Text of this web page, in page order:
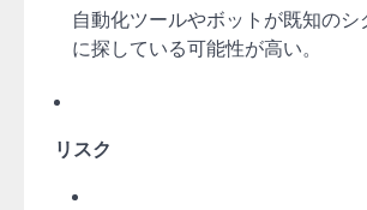
自動化ツールやボットが既知のシ
に探している可能性が高い。
リスク